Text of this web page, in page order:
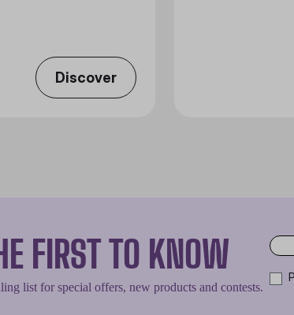
Discover
FIRST TO KNOW
list for special offers, new products and contests.